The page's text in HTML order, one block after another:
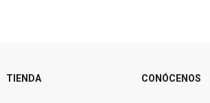
TIENDA CONÓCENOS